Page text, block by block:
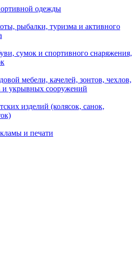
одежды
рыбалки, туризма и активного
сумок и спортивного снаряжения,
мебели, качелей, зонтов, чехлов,
и укрывных сооружений
изделий (колясок, санок,
и печати